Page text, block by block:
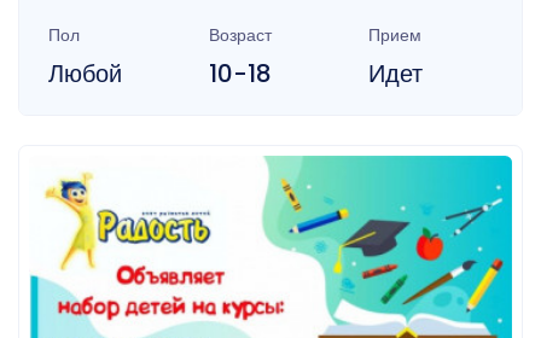
Пол
Любой
Возраст
10-18
Прием
Идет